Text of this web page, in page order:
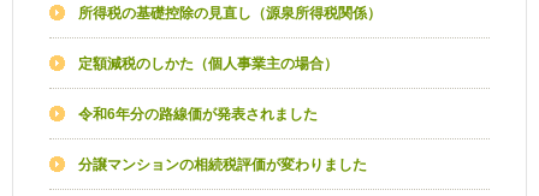
所得税の基礎控除の見直し（源泉所得税関係）
定額減税のしかた（個人事業主の場合）
令和6年分の路線価が発表されました
分譲マンションの相続税評価が変わりました